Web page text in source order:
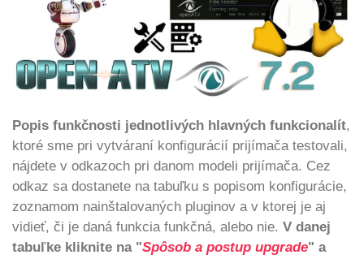
Popis funkčnosti jednotlivých hlavných funkcionalít,
ktoré sme pri vytváraní konfigurácií prijímača testovali,
nájdete v odkazoch pri danom modeli prijímača. Cez
odkaz sa dostanete na tabuľku s popisom konfigurácie,
zoznamom nainštalovaných pluginov a v ktorej je aj
vidieť, či je daná funkcia funkčná, alebo nie. V danej
tabuľke kliknite na "Spôsob a postup upgrade" a